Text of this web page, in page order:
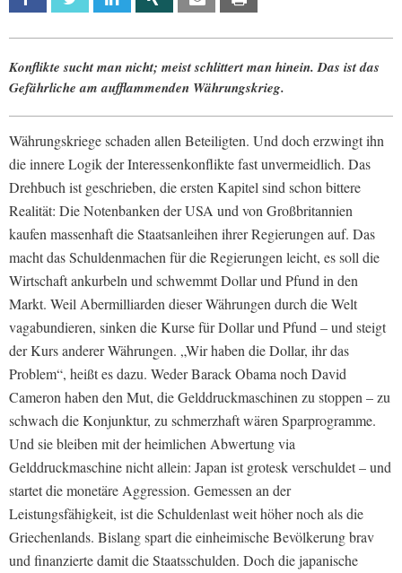
Konflikte sucht man nicht; meist schlittert man hinein. Das ist das
Gefährliche am aufflammenden Währungskrieg.
Währungskriege schaden allen Beteiligten. Und doch erzwingt ihn
die innere Logik der Interessenkonflikte fast unvermeidlich. Das
Drehbuch ist geschrieben, die ersten Kapitel sind schon bittere
Realität: Die Notenbanken der USA und von Großbritannien
kaufen massenhaft die Staatsanleihen ihrer Regierungen auf. Das
macht das Schuldenmachen für die Regierungen leicht, es soll die
Wirtschaft ankurbeln und schwemmt Dollar und Pfund in den
Markt. Weil Abermilliarden dieser Währungen durch die Welt
vagabundieren, sinken die Kurse für Dollar und Pfund – und steigt
der Kurs anderer Währungen. „Wir haben die Dollar, ihr das
Problem“, heißt es dazu. Weder Barack Obama noch David
Cameron haben den Mut, die Gelddruckmaschinen zu stoppen – zu
schwach die Konjunktur, zu schmerzhaft wären Sparprogramme.
Und sie bleiben mit der heimlichen Abwertung via
Gelddruckmaschine nicht allein: Japan ist grotesk verschuldet – und
startet die monetäre Aggression. Gemessen an der
Leistungsfähigkeit, ist die Schuldenlast weit höher noch als die
Griechenlands. Bislang spart die einheimische Bevölkerung brav
und finanzierte damit die Staatsschulden. Doch die japanische